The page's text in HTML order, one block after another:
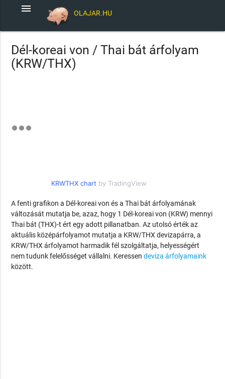
OLAJAR.HU
menu
Dél-koreai von / Thai bát árfolyam
(KRW/THX)
KRWTHX chart by TradingView
A fenti grafikon a Dél-koreai von és a Thai bát árfolyamának
változását mutatja be, azaz, hogy 1 Dél-koreai von (KRW) mennyi
Thai bát (THX)-t ért egy adott pillanatban. Az utolsó érték az
aktuális középárfolyamot mutatja a KRW/THX devizapárra, a
KRW/THX árfolyamot harmadik fél szolgáltatja, helyességért
nem tudunk felelősséget vállalni. Keressendeviza árfolyamaink
között.